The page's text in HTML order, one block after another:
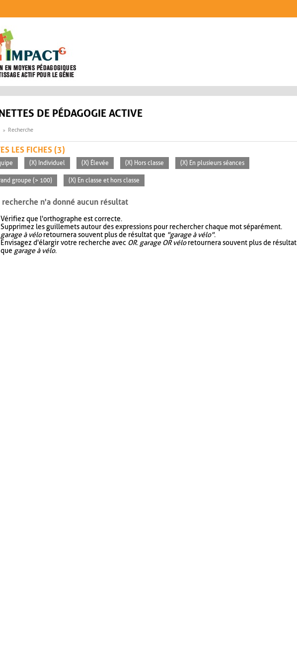
DE PÉDAGOGIE ACTIVE
Recherche
LES FICHES (3)
(X) Individuel (X) Élevée (X) Hors classe (X) En plusieurs séances
groupe (> 100) (X) En classe et hors classe
recherche n'a donné aucun résultat
Vérifiez que l'orthographe est correcte.
Supprimez les guillemets autour des expressions pour rechercher chaque mot séparément.
garage à véloretournera souvent plus de résultat que "garage à vélo".
Envisagez d'élargir votre recherche avec OR. garage OR véloretournera souvent plus de résultat
que garage à vélo.